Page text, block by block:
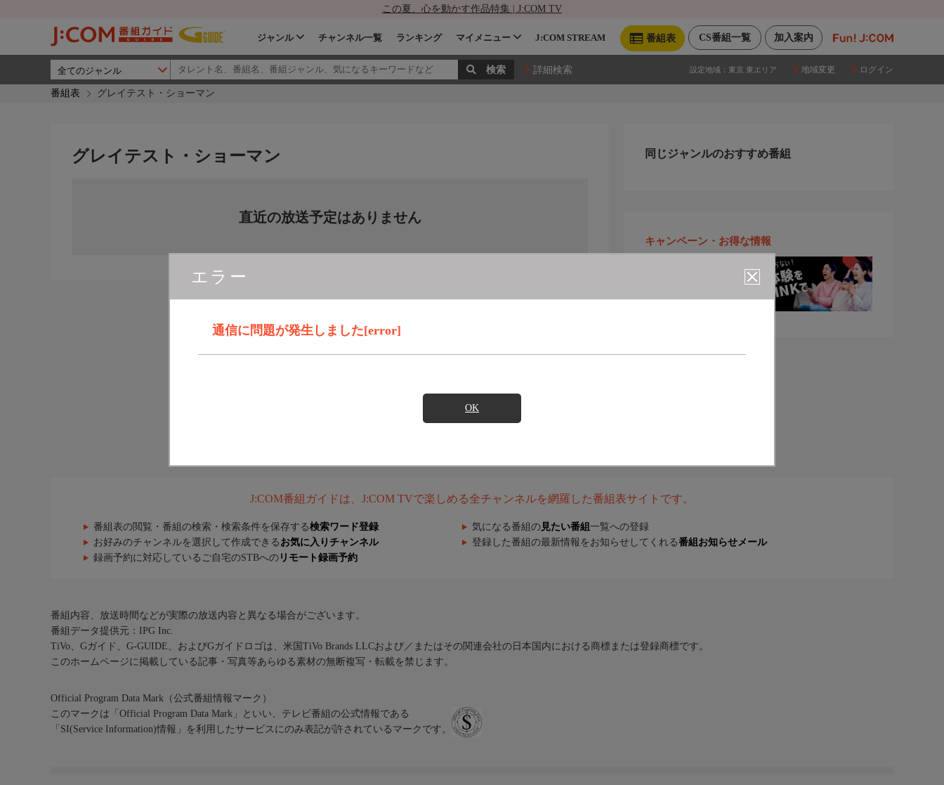
この夏、心を動かす作品特集 | J:COM TV
加入案内
CS番組一覧
番組表
ジャンル チャンネル一覧 ランキング マイメニュー J:COM STREAM
詳細検索 設定地域： 東京 東エリア 地域変更 ログイン
番組表 グレイテスト・ショーマン
エラー
通信に問題が発生しました[error]
OK
グレイテスト・ショーマン
直近の放送予定はありません
同じジャンルのおすすめ番組
キャンペーン・お得な情報
J:COM番組ガイドは、J:COM TVで楽しめる全チャンネルを網羅した番組表サイトです。
番組表の閲覧・番組の検索・検索条件を保存する検索ワード登録 気になる番組の 見たい番組 一覧への登録
お好みのチャンネルを選択して作成できる お気に入りチャンネル 登録した番組の最新情報をお知らせしてくれる番組お知らせメール
録画予約に対応しているご自宅のSTBへの リモート録画予約
番組内容、放送時間などが実際の放送内容と異なる場合がございます。
番組データ提供元：IPG Inc.
TiVo、Gガイド、G-GUIDE、およびGガイドロゴは、米国TiVo Brands LLCおよび／またはその関連会社の日本国内における商標または登録商標です。
このホームページに掲載している記事・写真等あらゆる素材の無断複写・転載を禁じます。
Official Program Data Mark（公式番組情報マーク）
このマークは「Official Program Data Mark」といい、テレビ番組の公式情報である
「SI(Service Information)情報」を利用したサービスにのみ表記が許されているマークです。